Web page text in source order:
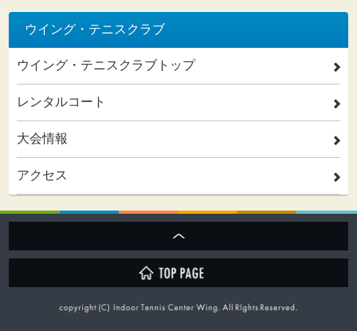
ウイング・テニスクラブ
ウイング・テニスクラブトップ 2
レンタルコート 2
大会情報 2
アクセス 2